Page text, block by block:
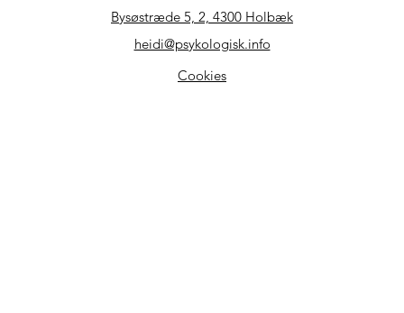
heidi@psykologisk.info
Bysøstræde 5, 2, 4300 Holbæk
Cookies